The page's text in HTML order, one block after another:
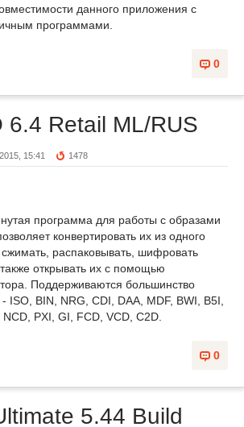
данного приложения с
программами.
0
6.4 Retail ML/RUS
15:41 1478
программа для работы с образами
конвертировать их из одного
распаковывать, шифровать
открывать их с помощью
Поддерживаются большинство
ISO, BIN, NRG, CDI, DAA, MDF, BWI, B5I,
PXI, GI, FCD, VCD, C2D.
0
5.44 Build